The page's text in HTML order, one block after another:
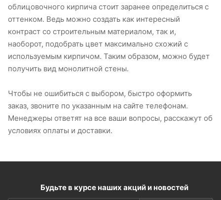
облицовочного кирпича стоит заранее определиться с
оттенком. Ведь можно создать как интересный
контраст со строительным материалом, так и,
наоборот, подобрать цвет максимально схожий с
используемым кирпичом. Таким образом, можно будет
получить вид монолитной стены.
Чтобы не ошибиться с выбором, быстро оформить
заказ, звоните по указанным на сайте телефонам.
Менеджеры ответят на все ваши вопросы, расскажут об
условиях оплаты и доставки.
Будьте в курсе наших акций и новостей